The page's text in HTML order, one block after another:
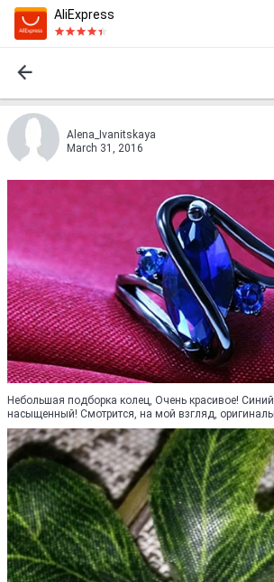
AliExpress
Alena_Ivanitskaya
March 31, 2016
Небольшая подборка колец, Очень красивое! Синий
насыщенный! Смотрится, на мой взгляд,